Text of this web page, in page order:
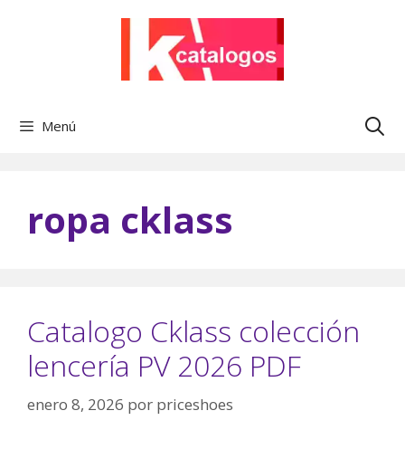
Menú
ropa cklass
Catalogo Cklass colección
lencería PV 2026 PDF
enero 8, 2026 por priceshoes